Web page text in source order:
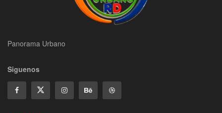
Panorama Urbano
Siguenos